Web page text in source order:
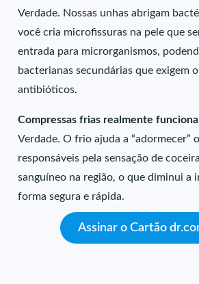
Verdade. Nossas unhas abrigam
você cria microfissuras na pele que
entrada para microrganismos,
bacterianas secundárias que exigem
antibióticos.
Compressas frias realmente
Verdade. O frio ajuda a “adormecer”
responsáveis pela sensação de
sanguíneo na região, o que diminui a
forma segura e rápida.
Assinar o Cartão